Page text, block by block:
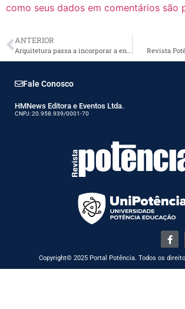
como seus dados em comentários são
ANTERIOR
Arquitetura passa a incorporar a energia solar em seus projetos Revista
Fale Conosco
HMNews Editora e Eventos Ltda.
CNPJ: 20.958.939/0001-70
Copyright© 2025 Portal Potência. Todos os